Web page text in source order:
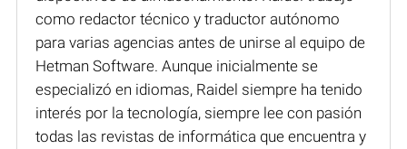
como redactor técnico y traductor autónomo
para varias agencias antes de unirse al equipo de
Hetman Software. Aunque inicialmente se
especializó en idiomas, Raidel siempre ha tenido
interés por la tecnología, siempre lee con pasión
todas las revistas de informática que encuentra y